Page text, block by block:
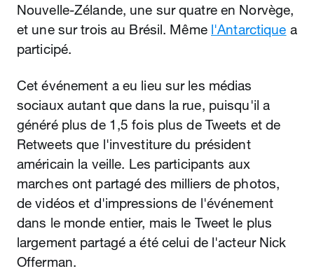
Nouvelle‑Zélande, une sur quatre en Norvège,
et une sur trois au Brésil. Même l'Antarctique a
participé.
Cet événement a eu lieu sur les médias
sociaux autant que dans la rue, puisqu'il a
généré plus de 1,5 fois plus de Tweets et de
Retweets que l'investiture du président
américain la veille. Les participants aux
marches ont partagé des milliers de photos,
de vidéos et d'impressions de l'événement
dans le monde entier, mais le Tweet le plus
largement partagé a été celui de l'acteur Nick
Offerman.